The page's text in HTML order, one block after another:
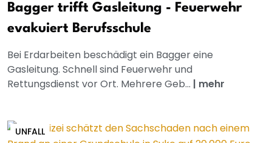
Bagger trifft Gasleitung - Feuerwehr
evakuiert Berufsschule
Bei Erdarbeiten beschädigt ein Bagger eine
Gasleitung. Schnell sind Feuerwehr und
Rettungsdienst vor Ort. Mehrere Geb... | mehr
UNFALL